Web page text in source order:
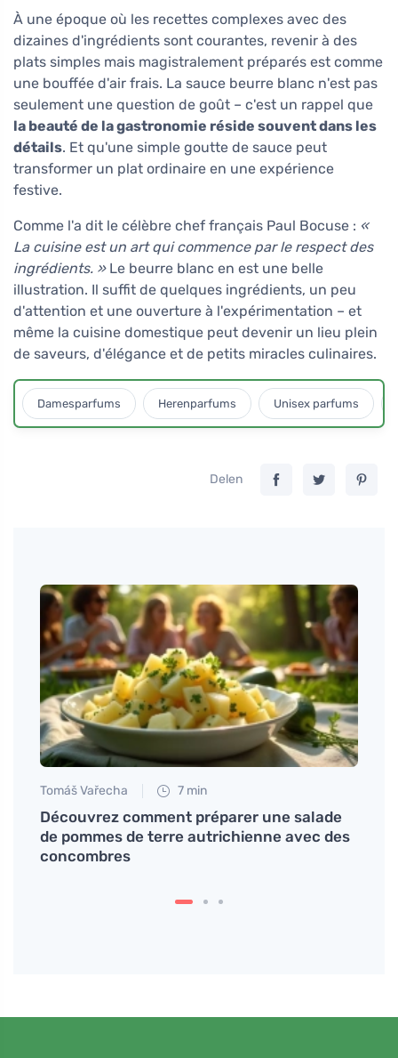
À une époque où les recettes complexes avec des
dizaines d'ingrédients sont courantes, revenir à des
plats simples mais magistralement préparés est comme
une bouffée d'air frais. La sauce beurre blanc n'est pas
seulement une question de goût – c'est un rappel que
la beauté de la gastronomie réside souvent dans les
détails. Et qu'une simple goutte de sauce peut
transformer un plat ordinaire en une expérience
festive.
Comme l'a dit le célèbre chef français Paul Bocuse : «
La cuisine est un art qui commence par le respect des
ingrédients. »Le beurre blanc en est une belle
illustration. Il suffit de quelques ingrédients, un peu
d'attention et une ouverture à l'expérimentation – et
même la cuisine domestique peut devenir un lieu plein
de saveurs, d'élégance et de petits miracles culinaires.
Damesparfums Herenparfums Unisex parfums
Delen
Tomáš Vařecha 7 min
Découvrez comment préparer une salade
de pommes de terre autrichienne avec des
concombres